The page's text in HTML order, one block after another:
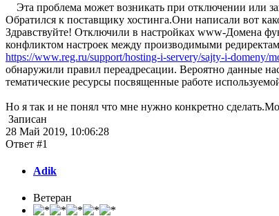
Эта проблема может возникать при отключении или
Обратился к поставщику хостинга.Они написали вот
Здравствуйте! Отключили в настройках www-Домена
конфликтом настроек между производимыми
https://www.reg.ru/support/hosting-i-servery/sajty-i-domeny/
обнаружили правил переадресации. Вероятно данные
тематические ресурсы посвященные работе
Но я так и не понял что мне нужно конкретно
Записан
28 Май 2019, 10:06:28
Ответ #1
Adik
Ветеран